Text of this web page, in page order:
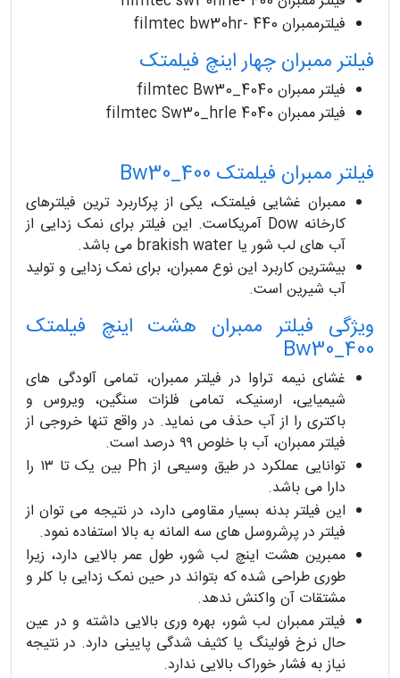
فیلترممبران filmtec bw30hr- 440
فیلتر ممبران چهار اینچ فیلمتک
فیلتر ممبران filmtec Bw30_4040
فیلتر ممبران filmtec Sw30_hrle 4040
فیلتر ممبران فیلمتک Bw30_400
ممبران غشایی فیلمتک، یکی از پرکاربرد ترین فیلترهای
کارخانه Dow آمریکاست. این فیلتر برای نمک زدایی از
آب های لب شور یا brakish water می باشد.
بیشترین کاربرد این نوع ممبران، برای نمک زدایی و تولید
آب شیرین است.
ویژگی فیلتر ممبران هشت اینچ فیلمتک
Bw30_400
غشای نیمه تراوا در فیلتر ممبران، تمامی آلودگی های
شیمیایی، ارسنیک، تمامی فلزات سنگین، ویروس و
باکتری را از آب حذف می نماید. در واقع تنها خروجی از
فیلتر ممبران، آب با خلوص ۹۹ درصد است.
توانایی عملکرد در طیق وسیعی از Ph بین یک تا ۱۳ را
دارا می باشد.
این فیلتر بدنه بسیار مقاومی دارد، در نتیجه می توان از
فیلتر در پرشروسل های سه المانه به بالا استفاده نمود.
ممبرین هشت اینچ لب شور، طول عمر بالایی دارد، زیرا
طوری طراحی شده که بتواند در حین نمک زدایی با کلر و
مشتقات آن واکنش ندهد.
فیلتر ممبران لب شور، بهره وری بالایی داشته و در عین
حال نرخ فولینگ یا کثیف شدگی پایینی دارد. در نتیجه
نیاز به فشار خوراک بالایی ندارد.